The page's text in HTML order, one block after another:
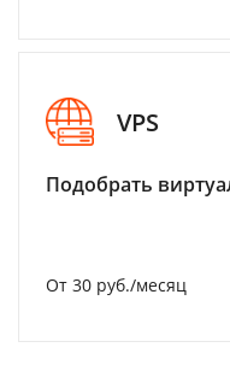
VPS
Подобрать
От 30 руб./месяц